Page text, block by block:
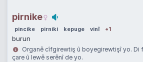
pirnike
pincike pirniki kepuge vinî +1
burun
Organê cîfgirewtiş û boyegirewtişî yo. Di
çare û lewê serênî de yo.